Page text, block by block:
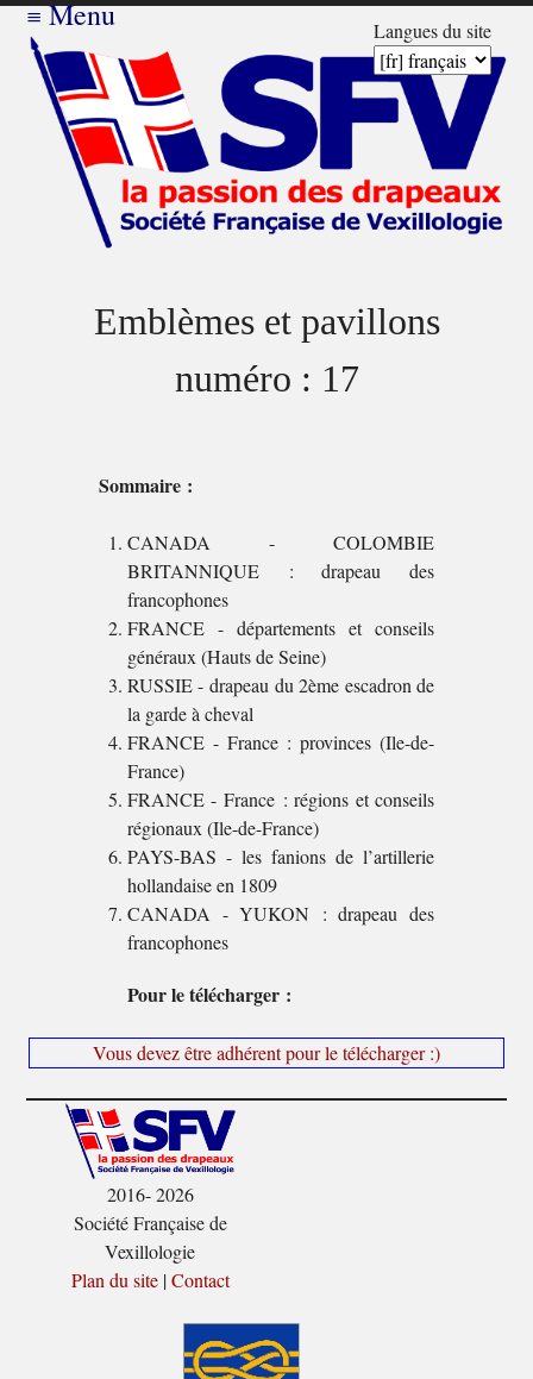
Langues du site
≡Menu
Emblèmes et pavillons
numéro : 17
Sommaire :
CANADA - COLOMBIE
BRITANNIQUE : drapeau des
francophones
FRANCE - départements et conseils
généraux (Hauts de Seine)
RUSSIE - drapeau du 2ème escadron de
la garde à cheval
FRANCE - France : provinces (Ile-de-
France)
FRANCE - France : régions et conseils
régionaux (Ile-de-France)
PAYS-BAS - les fanions de l’artillerie
hollandaise en 1809
CANADA - YUKON : drapeau des
francophones
Pour le télécharger :
Vous devez être adhérent pour le télécharger :)
2016- 2026
Société Française de
Vexillologie
Plan du site|Contact